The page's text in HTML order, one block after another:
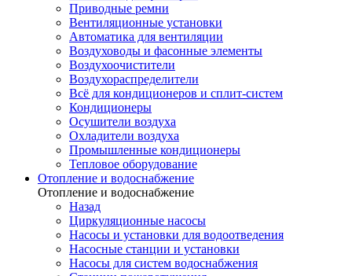
Приводные ремни
Вентиляционные установки
Автоматика для вентиляции
Воздуховоды и фасонные элементы
Воздухоочистители
Воздухораспределители
Всё для кондиционеров и сплит-систем
Кондиционеры
Осушители воздуха
Охладители воздуха
Промышленные кондиционеры
Тепловое оборудование
Отопление и водоснабжение
Отопление и водоснабжение
Назад
Циркуляционные насосы
Насосы и установки для водоотведения
Насосные станции и установки
Насосы для систем водоснабжения